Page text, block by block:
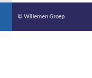
© Willemen Groep